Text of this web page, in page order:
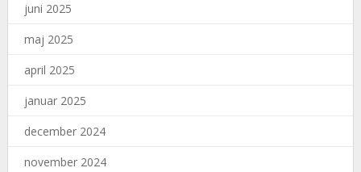
juni 2025
maj 2025
april 2025
januar 2025
december 2024
november 2024